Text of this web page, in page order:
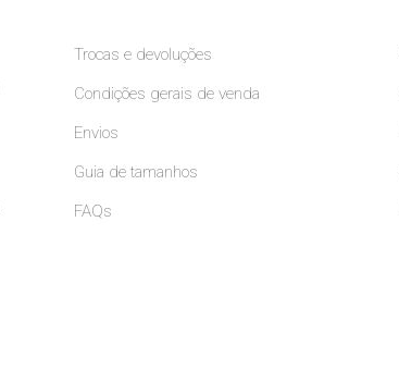
Trocas e devoluções
Condições gerais de venda
Envios
Guia de tamanhos
FAQs